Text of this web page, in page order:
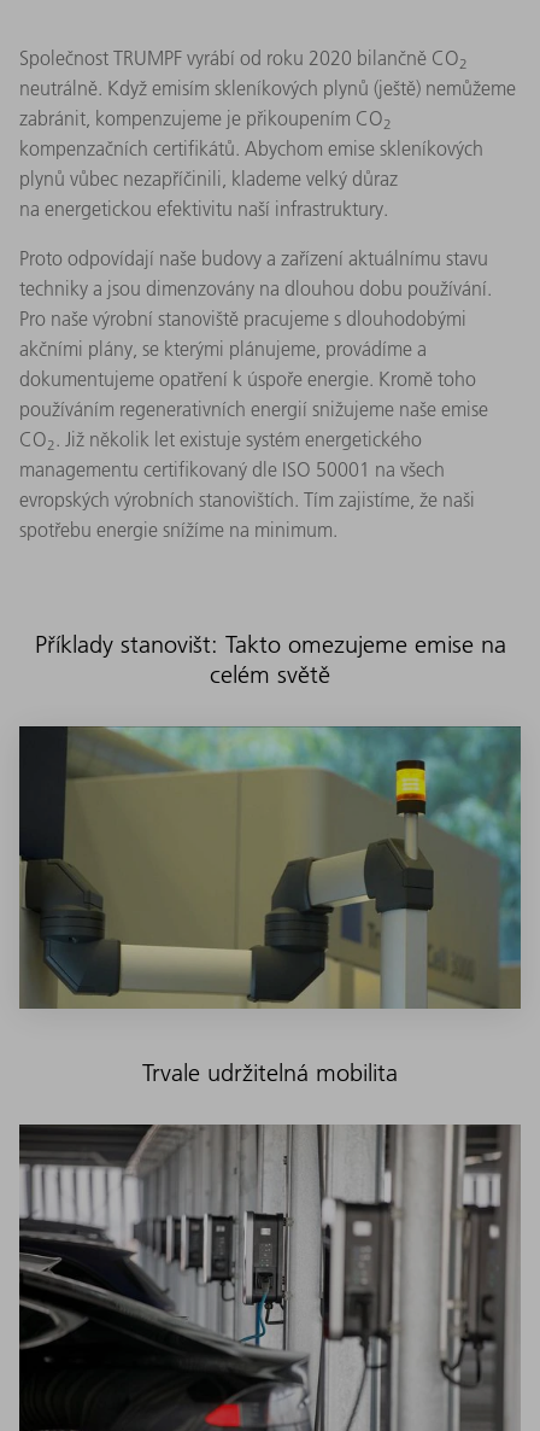
Společnost TRUMPF vyrábí od roku 2020 bilančně CO2
neutrálně. Když emisím skleníkových plynů (ještě) nemůžeme
zabránit, kompenzujeme je přikoupením CO2
kompenzačních certifikátů. Abychom emise skleníkových
plynů vůbec nezapříčinili, klademe velký důraz
na energetickou efektivitu naší infrastruktury.
Proto odpovídají naše budovy a zařízení aktuálnímu stavu
techniky a jsou dimenzovány na dlouhou dobu používání.
Pro naše výrobní stanoviště pracujeme s dlouhodobými
akčními plány, se kterými plánujeme, provádíme a
dokumentujeme opatření k úspoře energie. Kromě toho
používáním regenerativních energií snižujeme naše emise
CO2. Již několik let existuje systém energetického
managementu certifikovaný dle ISO 50001 na všech
evropských výrobních stanovištích. Tím zajistíme, že naši
spotřebu energie snížíme na minimum.
Příklady stanovišt: Takto omezujeme emise na
celém světě
U strojů v laboratorním provozu střediska TRUMPF Laser
Application Center jsme spotřebu proudu snížili o 25 procent
– díky novým variantám pohotovostního režimu strojů.
Trvale udržitelná mobilita